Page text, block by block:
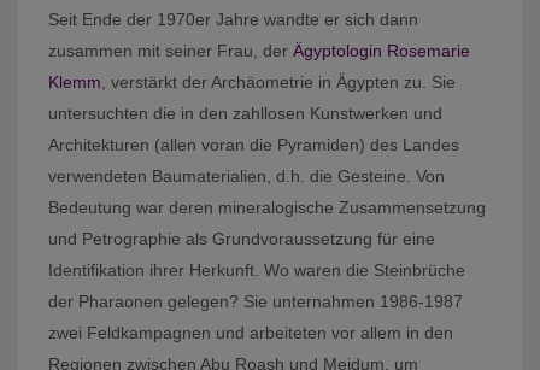
Seit Ende der 1970er Jahre wandte er sich dann
zusammen mit seiner Frau, der Ägyptologin Rosemarie
Klemm, verstärkt der Archäometrie in Ägypten zu. Sie
untersuchten die in den zahllosen Kunstwerken und
Architekturen (allen voran die Pyramiden) des Landes
verwendeten Baumaterialien, d.h. die Gesteine. Von
Bedeutung war deren mineralogische Zusammensetzung
und Petrographie als Grundvoraussetzung für eine
Identifikation ihrer Herkunft. Wo waren die Steinbrüche
der Pharaonen gelegen? Sie unternahmen 1986-1987
zwei Feldkampagnen und arbeiteten vor allem in den
Regionen zwischen Abu Roash und Meidum, um